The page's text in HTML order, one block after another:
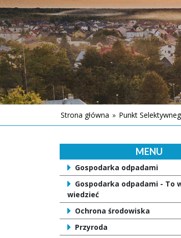
Strona główna » Punkt
MENU
Gospodarka odpadami
Gospodarka odpadami - To
wiedzieć
Ochrona środowiska
Przyroda